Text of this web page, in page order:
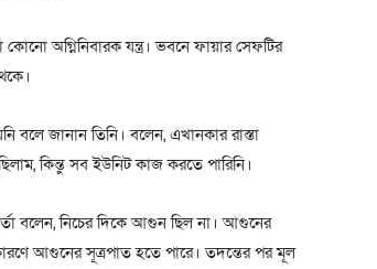
অগ্নিনিবারক যন্ত্র। ভবনে ফায়ার সেফটির
বলে জানান তিনি। বলেন, এখানকার রাস্তা
কিন্তু সব ইউনিট কাজ করতে পারিনি।
বলেন, নিচের দিকে আগুন ছিল না। আগুনের
আগুনের সূত্রপাত হতে পারে। তদন্তের পর মূল